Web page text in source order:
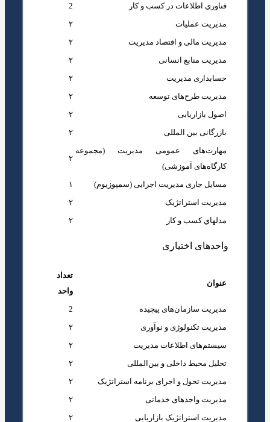
فناوري اطلاعات در كسب و كار
2
مدیریت عملیات
۲
مدیریت مالی و اقتصاد مدیریت
۲
مدیریت منابع انسانی
۲
حسابداری مدیریت
۲
مدیریت طرح‌های توسعه
۲
اصول بازاریابی
۲
بازرگانی بین المللی
۲
مهارت‌های عمومی مدیریت (مجموعه
کارگاه‌های آموزشی)
۲
مسایل جاری مدیریت اجرایی (سمپوزیوم)
۱
مدیریت استراتژیک
۲
مدلهاي كسب و كار
۲
واحدهای اختیاری
عنوان
تعداد
واحد
مدیریت سازمان‌های پیچیده
2
مدیریت تکنولوژی و نوآوری
۲
سیستم‌های اطلاعات مدیریت
۲
تحلیل محیط داخلی و بین‌المللی
۲
مدیریت تحول و اجرای برنامه استراتژیک
۲
مدیریت واحدهای خدماتی
۲
مدیریت استراتژیک بازاریابی
۲